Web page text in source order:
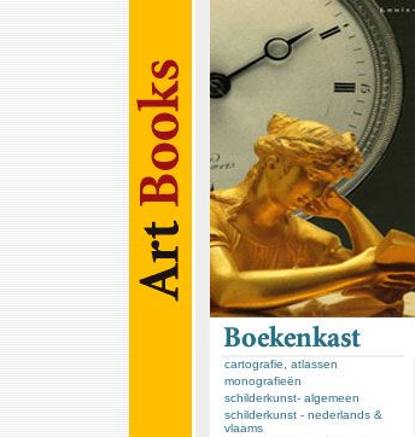
cartografie, atlassen
monografieën
schilderkunst- algemeen
schilderkunst - nederlands &
vlaams